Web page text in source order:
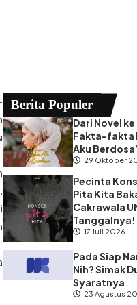
Berita Populer
Dari Novel
Fakta-fakta
Aku
29 Oktober
Pecinta
Pita Kita
Cakrawala
Tanggalnya!
17 Juli 2026
Pada Siap
Nih? Simak
Syaratnya
23 Agustus